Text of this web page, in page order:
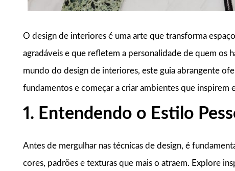
O design de interiores é uma arte que transforma
agradáveis e que refletem a personalidade de quem os
mundo do design de interiores, este guia abrangente
fundamentos e começar a criar ambientes que inspirem
1. Entendendo o Estilo
Antes de mergulhar nas técnicas de design, é
cores, padrões e texturas que mais o atraem. Explore